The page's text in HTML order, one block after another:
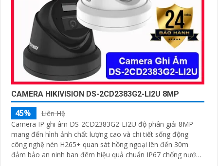
CAMERA HIKIVISION DS-2CD2383G2-LI2U 8MP
45%
Liên Hệ
Camera IP ghi âm DS-2CD2383G2-LI2U độ phân giải 8MP
mang đến hình ảnh chất lượng cao và chi tiết sống động
công nghệ nén H265+ quan sát hồng ngoại lên đến 30m
đảm bảo an ninh ban đêm hiệu quả chuẩn IP67 chống nước